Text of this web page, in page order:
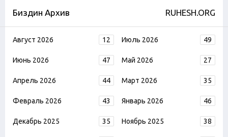
Биздин Архив RUHESH.ORG
Август 2026 12 Июль 2026 49
Июнь 2026 47 Май 2026 27
Апрель 2026 44 Март 2026 35
Февраль 2026 43 Январь 2026 46
Декабрь 2025 35 Ноябрь 2025 38